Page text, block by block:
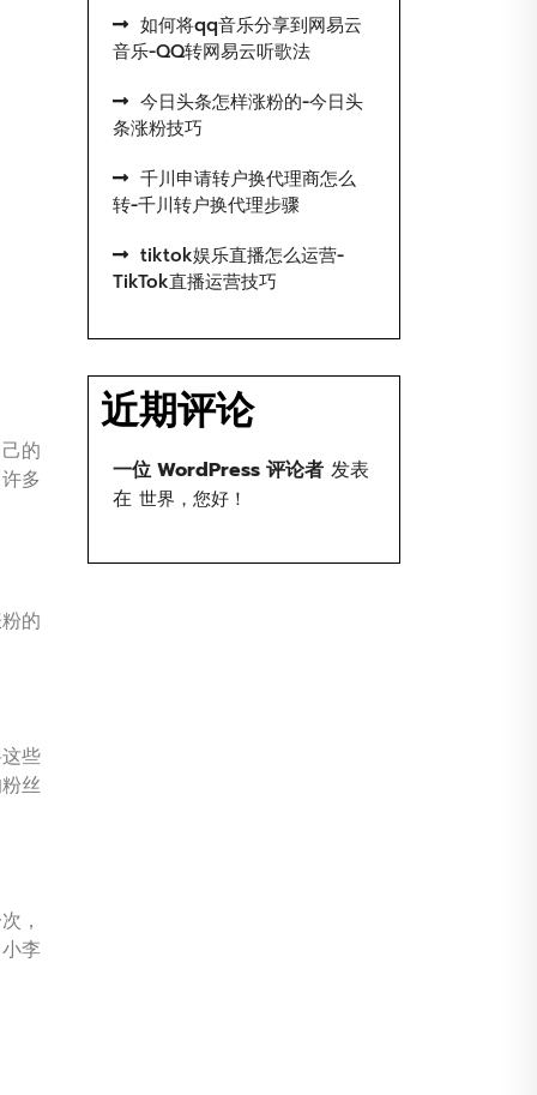
的
多
的
些
丝
，
李
如何将qq音乐分享到网易云
音乐-QQ转网易云听歌法
今日头条怎样涨粉的-今日头
条涨粉技巧
千川申请转户换代理商怎么
转-千川转户换代理步骤
tiktok娱乐直播怎么运营-
TikTok直播运营技巧
近期评论
一位 WordPress 评论者 发表
在 世界，您好！